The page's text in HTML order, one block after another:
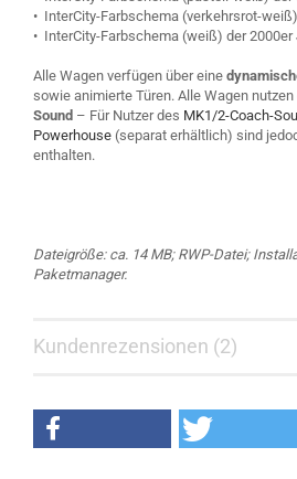
• InterCity-Farbschema (verkehrsrot-
• InterCity-Farbschema (weiß) der 2000er
Alle Wagen verfügen über eine
sowie animierte Türen. Alle Wagen nutzen
Sound – Für Nutzer des MK1/2-Coach-
Powerhouse (separat erhältlich) sind
enthalten.
Dateigröße: ca. 14 MB; RWP-Datei;
Paketmanager.
Kundenrezensionen (2)